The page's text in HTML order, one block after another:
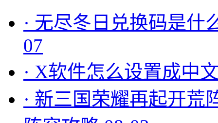
· 无尽冬日兑换码是什
07
· X软件怎么设置成中
· 新三国荣耀再起开荒